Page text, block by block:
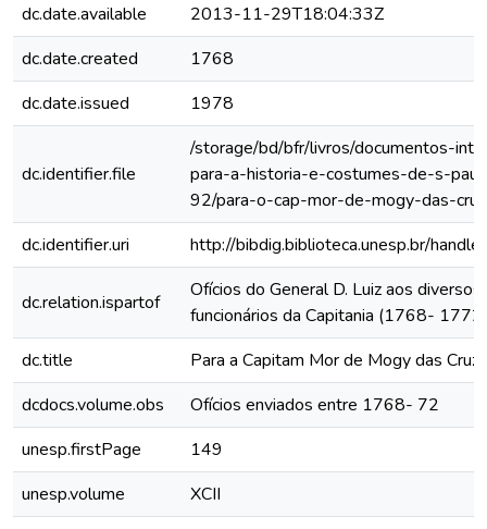
dc.date.available
2013-11-29T18:04:33Z
dc.date.created
1768
dc.date.issued
1978
dc.identifier.file
/storage/bd/bfr/livros/documentos-
para-a-historia-e-costumes-de-s-
92/para-o-cap-mor-de-mogy-das-
dc.identifier.uri
http://bibdig.biblioteca.unesp.br/
dc.relation.ispartof
Ofícios do General D. Luiz aos diversos
funcionários da Capitania (1768- 1772)
dc.title
Para a Capitam Mor de Mogy das
dcdocs.volume.obs
Ofícios enviados entre 1768- 72
unesp.firstPage
149
unesp.volume
XCII